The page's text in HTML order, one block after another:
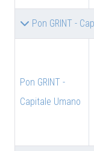
Pon GRINT -
Pon GRINT -
Capitale Umano